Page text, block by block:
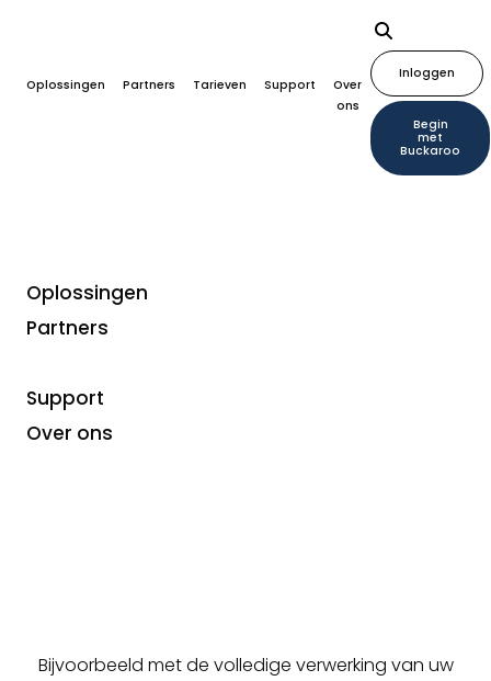
Oplossingen Partners Tarieven Support
Over
ons
Inloggen
Begin
met
Buckaroo
Oplossingen
Partners
Support
Over ons
betaaloplossing op
maat, voor alle
Bijvoorbeeld met de volledige verwerking van uw